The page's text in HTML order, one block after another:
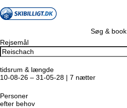
Søg & book
Rejsemål
tidsrum & længde
10-08-26 – 31-05-28 | 7 nætter
Personer
efter behov